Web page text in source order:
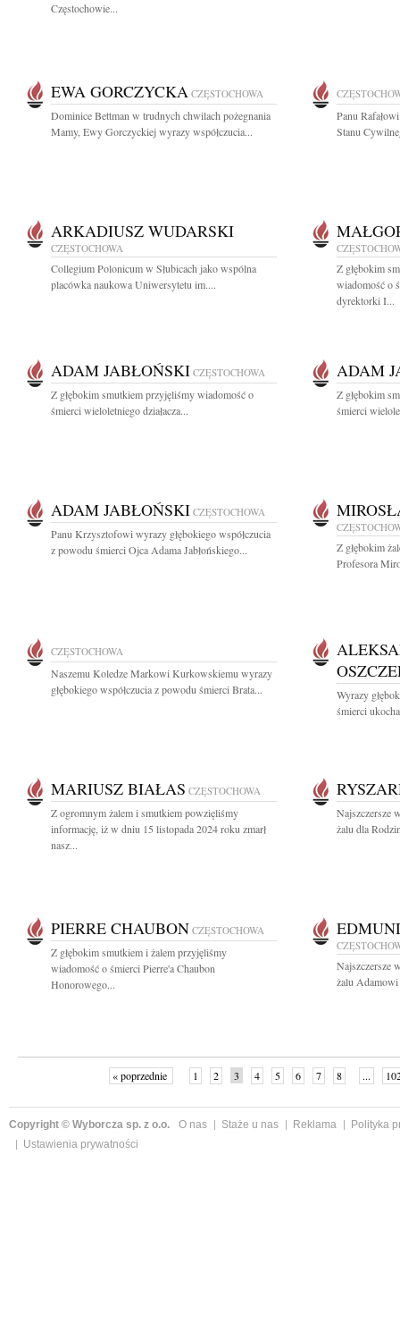
Częstochowie...
EWA GORCZYCKA CZĘSTOCHOWA
Dominice Bettman w trudnych chwilach pożegnania
Mamy, Ewy Gorczyckiej wyrazy współczucia...
Panu
Stanu
ARKADIUSZ WUDARSKI
CZĘSTOCHOWA
Collegium Polonicum w Słubicach jako wspólna
placówka naukowa Uniwersytetu im....
Z głębokim
wiadomość o
dyrektorki I...
ADAM JABŁOŃSKI CZĘSTOCHOWA
Z głębokim smutkiem przyjęliśmy wiadomość o
śmierci wieloletniego działacza...
ADAM
Z głębokim
śmierci
ADAM JABŁOŃSKI CZĘSTOCHOWA
Panu Krzysztofowi wyrazy głębokiego współczucia
z powodu śmierci Ojca Adama Jabłońskiego...
Z głębokim
Profesora
CZĘSTOCHOWA
Naszemu Koledze Markowi Kurkowskiemu wyrazy
głębokiego współczucia z powodu śmierci Brata...
Wyrazy
śmierci
MARIUSZ BIAŁAS CZĘSTOCHOWA
Z ogromnym żalem i smutkiem powzięliśmy
informację, iż w dniu 15 listopada 2024 roku zmarł
nasz...
Najszczersze
żalu dla
PIERRE CHAUBON CZĘSTOCHOWA
Z głębokim smutkiem i żalem przyjęliśmy
wiadomość o śmierci Pierre'a Chaubon
Honorowego...
Najszczersze
żalu
« poprzednie 1 2 3 4 5 6 7 8 ...
Copyright © Wyborcza sp. z o.o. O nas Staże u nas Reklama
Polityka
Ustawienia prywatności